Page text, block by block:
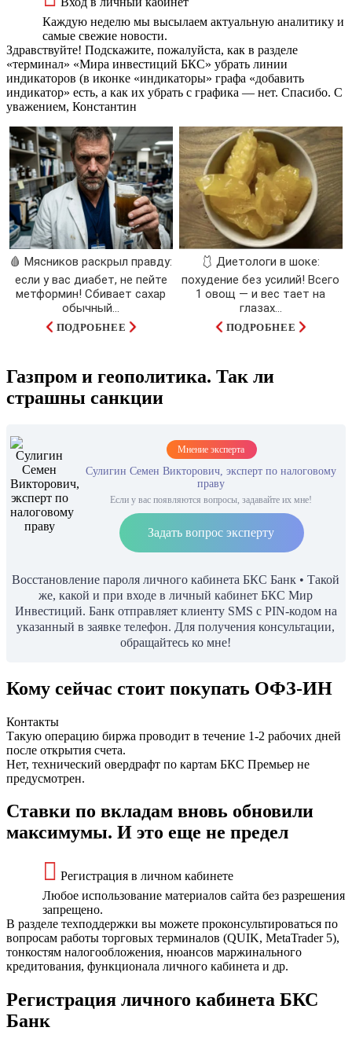
Каждую неделю мы высылаем актуальную аналитику и
самые свежие новости.
Здравствуйте! Подскажите, пожалуйста, как в разделе
«терминал» «Мира инвестиций БКС» убрать линии
индикаторов (в иконке «индикаторы» графа «добавить
индикатор» есть, а как их убрать с графика — нет. Спасибо. С
уважением, Константин
🩸 Мясников раскрыл правду:
если у вас диабет, не пейте
метформин! Сбивает сахар
обычный...
ПОДРОБНЕЕ
🩱 Диетологи в шоке:
похудение без усилий! Всего
1 овощ — и вес тает на
глазах…
ПОДРОБНЕЕ
Газпром и геополитика. Так ли
страшны санкции
Мнение эксперта
Сулигин Семен Викторович, эксперт по налоговому
праву
Если у вас появляются вопросы, задавайте их мне!
Задать вопрос эксперту
Восстановление пароля личного кабинета БКС Банк • Такой
же, какой и при входе в личный кабинет БКС Мир
Инвестиций. Банк отправляет клиенту SMS с PIN-кодом на
указанный в заявке телефон. Для получения консультации,
обращайтесь ко мне!
Кому сейчас стоит покупать ОФЗ-ИН
Контакты
Такую операцию биржа проводит в течение 1-2 рабочих дней
после открытия счета.
Нет, технический овердрафт по картам БКС Премьер не
предусмотрен.
Ставки по вкладам вновь обновили
максимумы. И это еще не предел
Регистрация в личном кабинете
Любое использование материалов сайта без разрешения
запрещено.
В разделе техподдержки вы можете проконсультироваться по
вопросам работы торговых терминалов (QUIK, MetaTrader 5),
тонкостям налогообложения, нюансов маржинального
кредитования, функционала личного кабинета и др.
Регистрация личного кабинета БКС
Банк